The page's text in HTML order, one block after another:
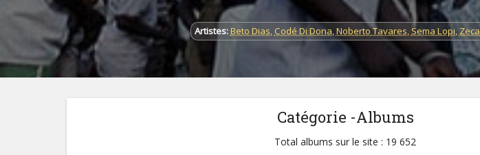
Artistes:Beto Dias, Codé Di Dona,Noberto Tavares, Sema Lopi,
Catégorie -Albums
Total albums sur le site : 19 652